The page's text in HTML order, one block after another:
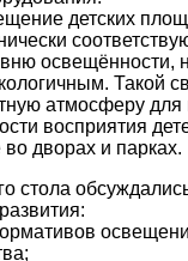
детских
освещённости,
Такой
атмосферу для
восприятия
дворах и парках.
стола